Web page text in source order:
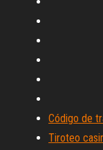
Código de
Tiroteo